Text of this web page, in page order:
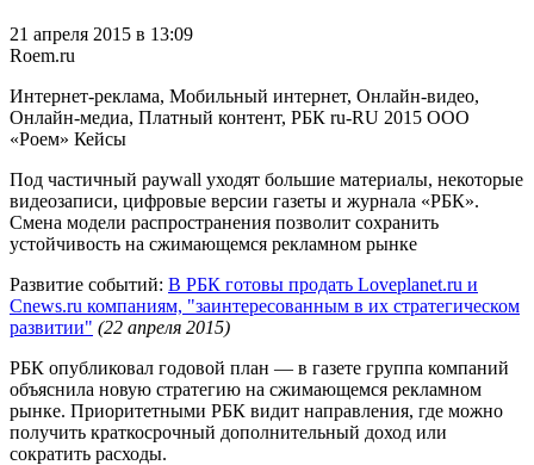
21 апреля 2015 в 13:09
Roem.ru
Интернет-реклама, Мобильный интернет, Онлайн-видео,
Онлайн-медиа, Платный контент, РБК ru-RU 2015 ООО
«Роем» Кейсы
Под частичный paywall уходят большие материалы, некоторые
видеозаписи, цифровые версии газеты и журнала «РБК».
Смена модели распространения позволит сохранить
устойчивость на сжимающемся рекламном рынке
Развитие событий: В РБК готовы продать Loveplanet.ru и
Cnews.ru компаниям, "заинтересованным в их стратегическом
развитии" (22 апреля 2015)
РБК опубликовал годовой план — в газете группа компаний
объяснила новую стратегию на сжимающемся рекламном
рынке. Приоритетными РБК видит направления, где можно
получить краткосрочный дополнительный доход или
сократить расходы.